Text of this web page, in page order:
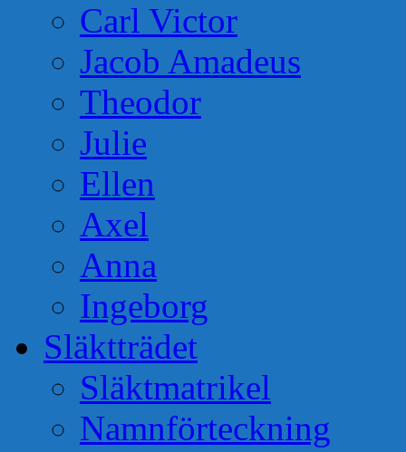
Carl Victor
Jacob Amadeus
Theodor
Julie
Ellen
Axel
Anna
Ingeborg
Släktträdet
Släktmatrikel
Namnförteckning